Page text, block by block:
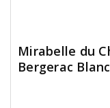
Mirabelle du
Bergerac